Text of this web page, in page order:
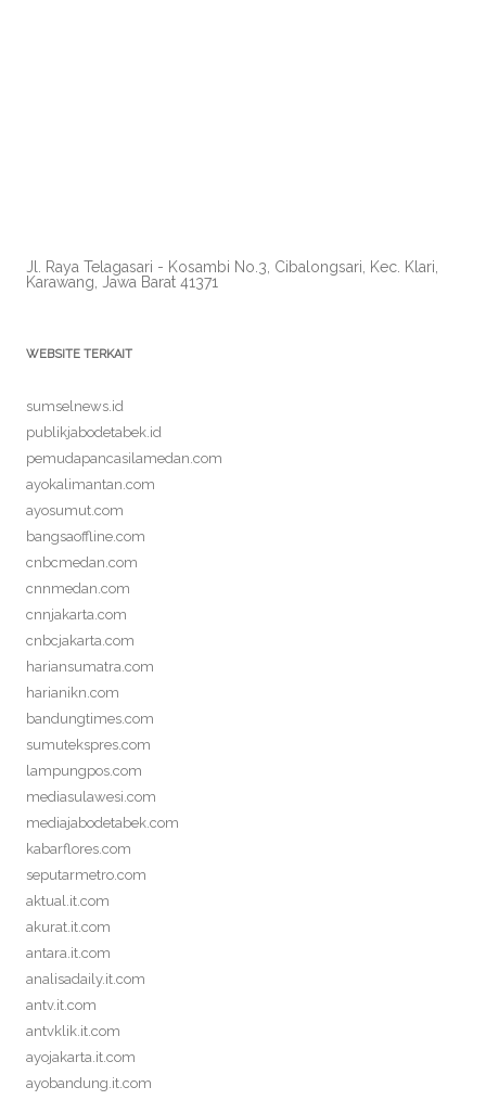
Jl. Raya Telagasari - Kosambi No.3, Cibalongsari, Kec. Klari,
Karawang, Jawa Barat 41371
WEBSITE TERKAIT
sumselnews.id
publikjabodetabek.id
pemudapancasilamedan.com
ayokalimantan.com
ayosumut.com
bangsaoffline.com
cnbcmedan.com
cnnmedan.com
cnnjakarta.com
cnbcjakarta.com
hariansumatra.com
harianikn.com
bandungtimes.com
sumutekspres.com
lampungpos.com
mediasulawesi.com
mediajabodetabek.com
kabarflores.com
seputarmetro.com
aktual.it.com
akurat.it.com
antara.it.com
analisadaily.it.com
antv.it.com
antvklik.it.com
ayojakarta.it.com
ayobandung.it.com